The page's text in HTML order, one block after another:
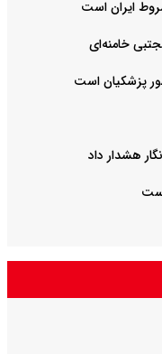
ایران است
خامنه‌ای
پزشکیان است
هشدار داد